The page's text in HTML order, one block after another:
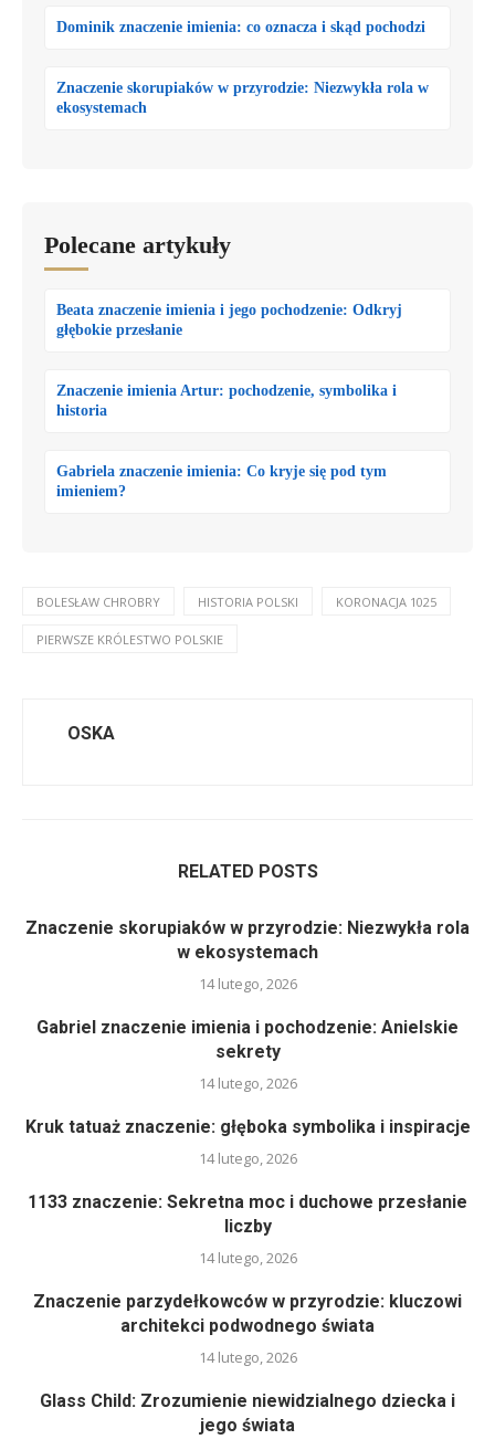
Dominik znaczenie imienia: co oznacza i skąd pochodzi
Znaczenie skorupiaków w przyrodzie: Niezwykła rola w
ekosystemach
Polecane artykuły
Beata znaczenie imienia i jego pochodzenie: Odkryj
głębokie przesłanie
Znaczenie imienia Artur: pochodzenie, symbolika i
historia
Gabriela znaczenie imienia: Co kryje się pod tym
imieniem?
BOLESŁAW CHROBRY HISTORIA POLSKI KORONACJA 1025
PIERWSZE KRÓLESTWO POLSKIE
OSKA
RELATED POSTS
Znaczenie skorupiaków w przyrodzie: Niezwykła rola
w ekosystemach
14 lutego, 2026
Gabriel znaczenie imienia i pochodzenie: Anielskie
sekrety
14 lutego, 2026
Kruk tatuaż znaczenie: głęboka symbolika i inspiracje
14 lutego, 2026
1133 znaczenie: Sekretna moc i duchowe przesłanie
liczby
14 lutego, 2026
Znaczenie parzydełkowców w przyrodzie: kluczowi
architekci podwodnego świata
14 lutego, 2026
Glass Child: Zrozumienie niewidzialnego dziecka i
jego świata